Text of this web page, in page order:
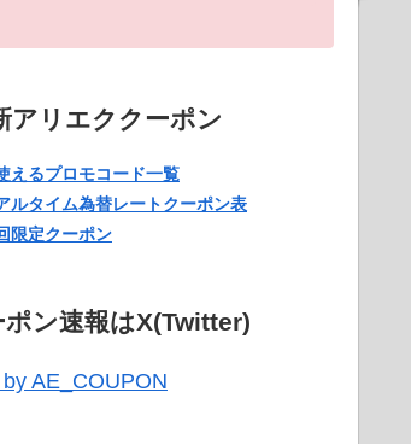
アリエククーポン
えるプロモコード一覧
ルタイム為替レートクーポン表
限定クーポン
ポン速報はX(Twitter)
AE_COUPON